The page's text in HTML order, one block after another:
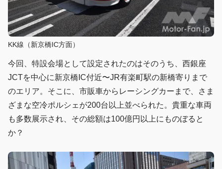
KK線（新京橋IC方面）
今回、特設会場として設定されたのはそのうち、西銀座
JCTを中心に新京橋IC付近〜JR有楽町駅の新橋寄りまで
のエリア。そこに、市販車からレーシングカーまで、さま
ざまな空冷ポルシェが200台以上並べられた。貴重な車両
も多数展示され、その総額は100億円以上にものぼると
か？